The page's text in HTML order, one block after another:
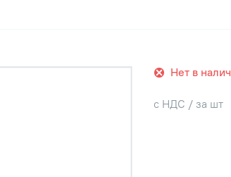
Нет в
с НДС / за шт